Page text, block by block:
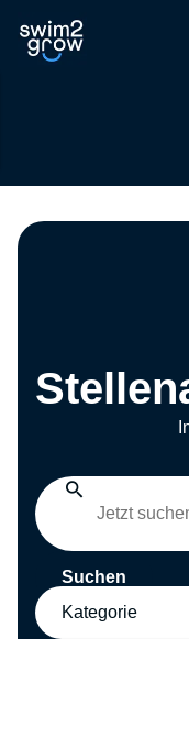
Suchen
Kategorie